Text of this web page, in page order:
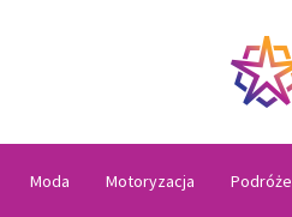
Moda Motoryzacja Podróże